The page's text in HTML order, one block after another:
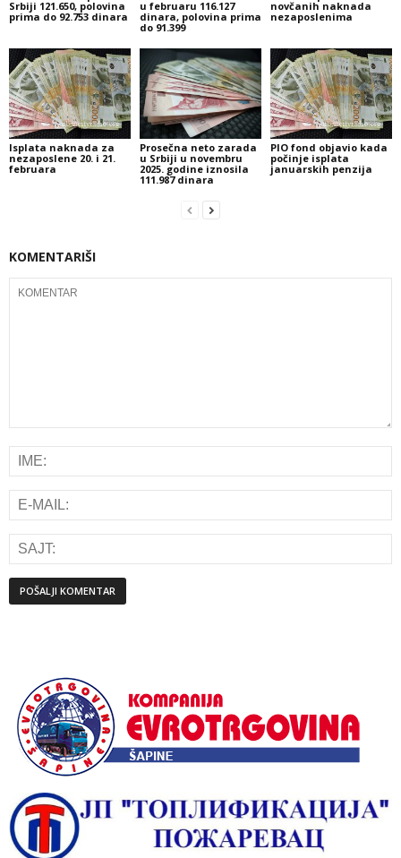
Srbiji 121.650, polovina
prima do 92.753 dinara
u februaru 116.127
dinara, polovina prima
do 91.399
novčanih naknada
nezaposlenima
Isplata naknada za
nezaposlene 20. i 21.
februara
Prosečna neto zarada
u Srbiji u novembru
2025. godine iznosila
111.987 dinara
PIO fond objavio kada
počinje isplata
januarskih penzija
KOMENTARIŠI